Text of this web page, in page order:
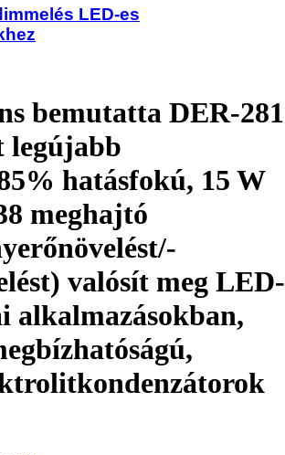
LED-es
bemutatta DER-281
legújabb
hatásfokú, 15 W
meghajtó
valósít meg LED-
alkalmazásokban,